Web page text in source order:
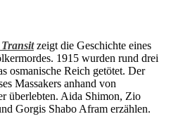
zeigt die Geschichte eines
1915 wurden rund drei
osmanische Reich getötet. Der
Massakers anhand von
überlebten. Aida Shimon, Zio
Gorgis Shabo Afram erzählen.